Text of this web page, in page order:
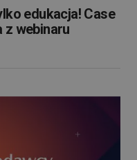
edukacja! Case
z webinaru